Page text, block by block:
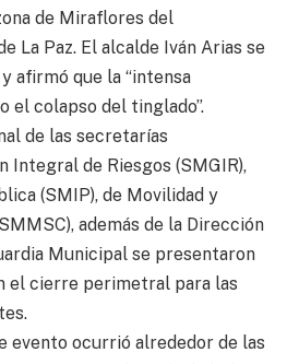
de Miraflores del
La Paz. El alcalde Iván Arias se
afirmó que la “intensa
el colapso del tinglado”.
de las secretarías
Integral de Riesgos (SMGIR),
(SMIP), de Movilidad y
además de la Dirección
Municipal se presentaron
el cierre perimetral para las
evento ocurrió alrededor de las